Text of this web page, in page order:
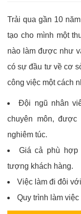
Trải qua gần 10
tạo cho mình một
nào làm được như
có sự đầu tư về cơ
công việc một cách
Đội ngũ nhân
chuyên môn,
nghiêm túc.
Giá cả phù
tượng khách hàng.
Việc làm đi đôi
Quy trình làm